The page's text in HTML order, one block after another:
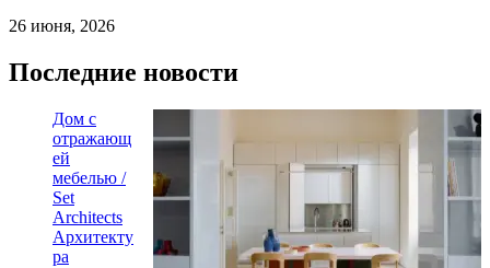
26 июня, 2026
Последние новости
Дом с
отражающ
ей
мебелью /
Set
Architects
Архитекту
ра